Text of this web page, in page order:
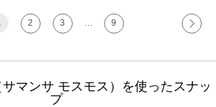
2 3 9
マンサ モスモス）を使ったスナッ
プ